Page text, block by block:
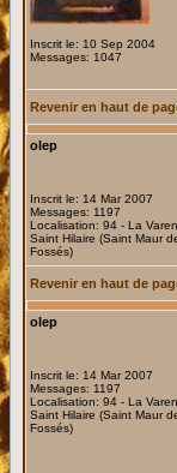
Inscrit le: 10 Sep 2004
Messages: 1047
Revenir en haut de
olep
Inscrit le: 14 Mar 2007
Messages: 1197
Localisation: 94 - La
Saint Hilaire (Saint Maur
Fossés)
Revenir en haut de
olep
Inscrit le: 14 Mar 2007
Messages: 1197
Localisation: 94 - La
Saint Hilaire (Saint Maur
Fossés)